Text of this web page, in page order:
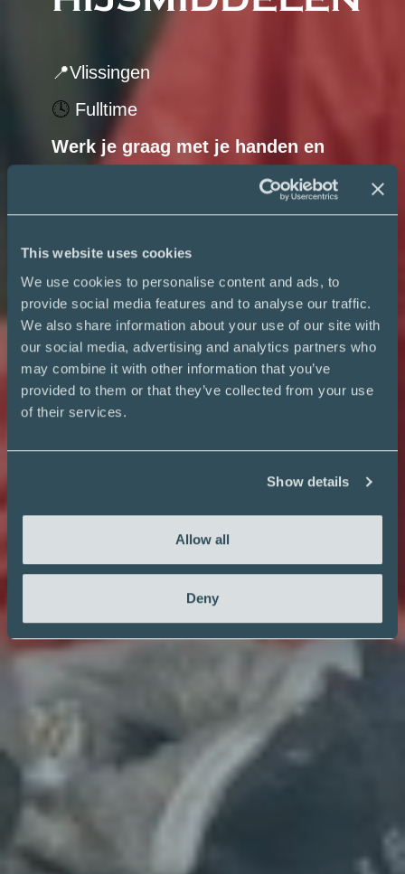
This website uses cookies
We use cookies to personalise content and ads, to
provide social media features and to analyse our traffic.
We also share information about your use of our site with
our social media, advertising and analytics partners who
may combine it with other information that you’ve
provided to them or that they’ve collected from your use
of their services.
Show details
Allow all
Deny
📍Vlissingen
🕓 Fulltime
Werk je graag met je handen en
houd je van techniek? Start jouw
baan als Keurmeester in opleiding
collega’s in een leuk team. Ervaring
is niet nodig, we leiden je op terwijl
jij werkt en alvast salaris verdient.
Win-win, toch?